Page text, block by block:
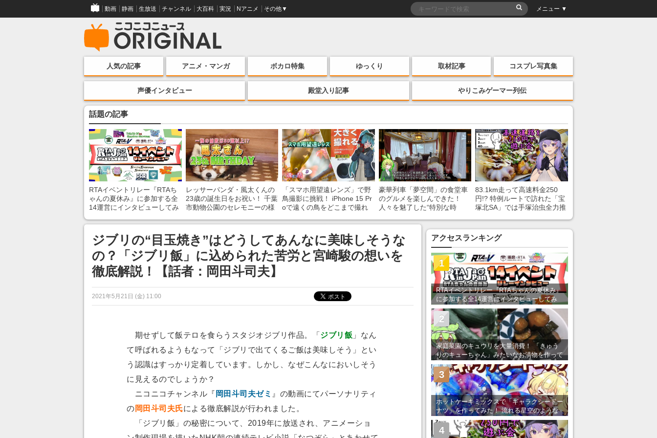
動画 静画 生放送 チャンネル 大百科 実況 Nアニメ その他▼ メニュー ▼
人気の記事 アニメ・マンガ ボカロ特集 ゆっくり 取材記事 コスプレ写真集
声優インタビュー 殿堂入り記事 やりこみゲーマー列伝
話題の記事
RTAイベントリレー『RTAち
ゃんの夏休み』に参加する全
14運営にインタビューしてみ
ンネルの貸し出しを利用し8/9
から1週間にわたって開催
レッサーパンダ・風太くんの
23歳の誕生日をお祝い！ 千葉
市動物公園のセレモニーの様
「スマホ用望遠レンズ」で野
鳥撮影に挑戦！ iPhone 15 Pr
oで遠くの鳥をどこまで撮れ
豪華列車「夢空間」の食堂車
のグルメを楽しんできた！
人々を魅了した“特別な時
あ」「行ってみたい」の声
83.1km走って高速料金250
円!? 特例ルートで訪れた「宝
塚北SA」では手塚治虫全力推
ジブリの“目玉焼き”はどうしてあんなに美味しそうな
の？「ジブリ飯」に込められた苦労と宮崎駿の想いを
徹底解説！【話者：岡田斗司夫】
2021年5月21日 (金) 11:00
期せずして飯テロを食らうスタジオジブリ作品。「 ジブリ飯 」なん
て呼ばれるようもなって「ジブリで出てくるご飯は美味しそう」とい
う認識はすっかり定着しています。しかし、なぜこんなにおいしそう
に見えるのでしょうか？
ニコニコチャンネル『 岡田斗司夫ゼミ 』の動画にてパーソナリティ
の 岡田斗司夫氏による徹底解説が行われました。
「ジブリ飯」の秘密について、2019年に放送され、アニメーショ
アクセスランキング
RTAイベントリレー『RTAちゃんの夏休み』
に参加する全14運営にインタビューしてみ
た！ 「RTA in Japan」のチャンネルの貸し
出しを利用し8/9から1週間にわたって開催
1
家庭菜園のキュウリを大量消費！ 「きゅう
りのキューちゃん」みたいなお漬物を作って
みた
2
ホットケーキミックスで「ギャラクシードー
ナツ」を作ってみた！ 流れる星空のような
レンチン・レシピを紹介
3
4